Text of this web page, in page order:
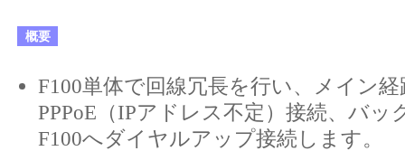
概要
F100単体で回線冗長を行い、メイン
PPPoE（IPアドレス不定）接続、バ
F100へダイヤルアップ接続します。